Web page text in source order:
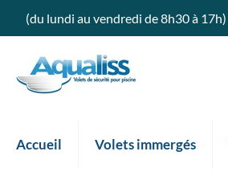
(du lundi au vendredi de 8h30 à 17h)
Accueil Volets immergés